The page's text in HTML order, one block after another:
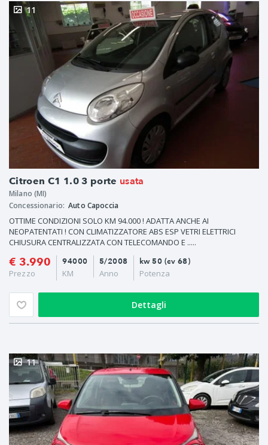
Citroen C1 1.0 3 porte usata
11
Milano (MI)
Concessionario: Auto Capoccia
OTTIME CONDIZIONI SOLO KM 94.000 ! ADATTA ANCHE AI
NEOPATENTATI ! CON CLIMATIZZATORE ABS ESP VETRI ELETTRICI
CHIUSURA CENTRALIZZATA CON TELECOMANDO E .....
€ 3.990
Prezzo
5/2008
Anno
94000
KM
kw 50 (cv 68)
Potenza
Dettagli
11